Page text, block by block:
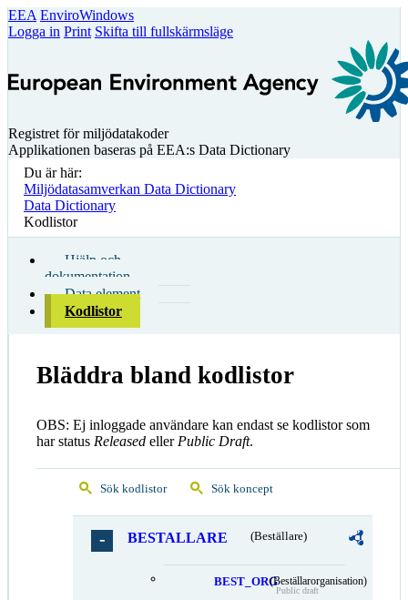
EEA EnviroWindows
Logga in Print Skifta till fullskärmsläge
Registret för miljödatakoder
Applikationen baseras på EEA:s Data Dictionary
Du är här:
Miljödatasamverkan Data Dictionary
Data Dictionary
Kodlistor
Hjälp och
dokumentation
Data element
Kodlistor
Bläddra bland kodlistor
OBS: Ej inloggade användare kan endast se kodlistor som
har status Released eller Public Draft.
Sök kodlistor Sök koncept
BESTALLARE (Beställare)
BEST_ORG(Beställarorganisation)
Public draft